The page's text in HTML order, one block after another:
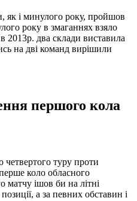
як і минулого року, пройшов
року в змаганнях взяло
2013р. два склади виставила
на дві команд вирішили
першого кола
туру проти
коло обласного
матчу ішов би на літні
а за певних обставин і